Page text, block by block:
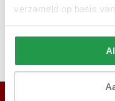
verzameld op basis